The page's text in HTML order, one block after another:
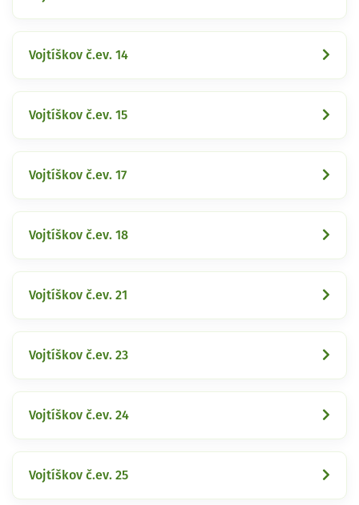
Vojtíškov č.ev. 14
Vojtíškov č.ev. 15
Vojtíškov č.ev. 17
Vojtíškov č.ev. 18
Vojtíškov č.ev. 21
Vojtíškov č.ev. 23
Vojtíškov č.ev. 24
Vojtíškov č.ev. 25